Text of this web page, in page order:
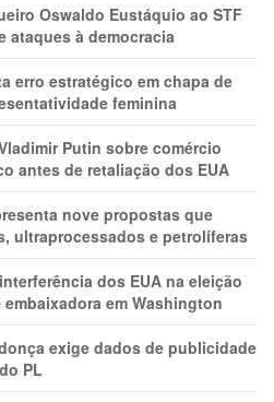
Oswaldo Eustáquio ao STF
ataques à democracia
erro estratégico em chapa de
feminina
Putin sobre comércio
antes de retaliação dos EUA
nove propostas que
ultraprocessados e petrolíferas
dos EUA na eleição
em Washington
exige dados de publicidade
PL